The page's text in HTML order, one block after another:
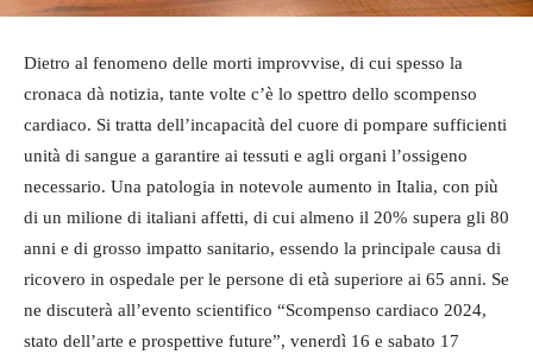
Dietro al fenomeno delle morti improvvise, di cui spesso la
cronaca dà notizia, tante volte c’è lo spettro dello scompenso
cardiaco. Si tratta dell’incapacità del cuore di pompare sufficienti
unità di sangue a garantire ai tessuti e agli organi l’ossigeno
necessario. Una patologia in notevole aumento in Italia, con più
di un milione di italiani affetti, di cui almeno il 20% supera gli 80
anni e di grosso impatto sanitario, essendo la principale causa di
ricovero in ospedale per le persone di età superiore ai 65 anni. Se
ne discuterà all’evento scientifico “Scompenso cardiaco 2024,
stato dell’arte e prospettive future”, venerdì 16 e sabato 17